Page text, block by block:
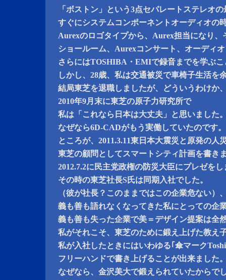
「ボストン」という3点セパレートステレオ
すぐにシステムコンポーネントオーディオの
Aurexのロゴタイプから、Aurex担当になり
ショールーム、Aurexコンサート、オーディ
さらにはTOSHIBA・EMIで録音までを学ぶ
しかし、28歳、私は交通被災で車椅子生活を
結局東芝を退職しましたが、どういうわけか
2010年9月末に東芝の原子力研究所で
私は「これなら日本は大丈夫」と思いました
なぜなら6D-CADがもう実働していたのです
ところが、2011.3.11東日本大震災と原発の人
東芝の顧問としてスマートシティ計画を書き
2012.7.2に民主党政権の防災大臣にプレゼを
その時の東芝社長S氏は同期入社でした。
（彼が社長？このままではこの企業危ない）
義も善も語れなくなってきた私にとっての企
義も善も失った企業で美＝デザイン提案は全
私がそれこそ、東芝のために鍛え上げた教え
私が入社したときにはいわゆる｢傘マーク
フリーハンドで書き上げることが出来ました
なぜなら、金沢美大で鍛えられていたからで